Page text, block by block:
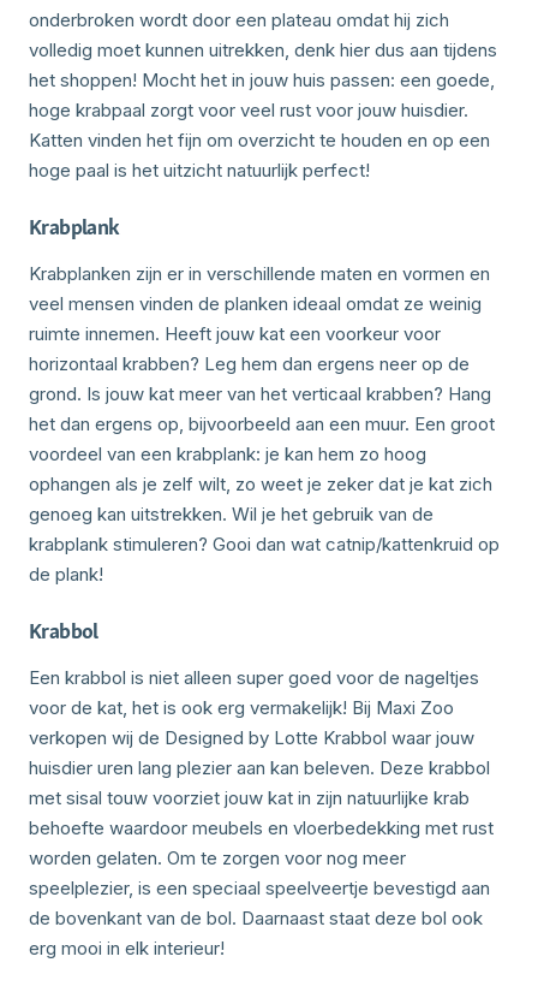
onderbroken wordt door een plateau omdat hij zich
volledig moet kunnen uitrekken, denk hier dus aan tijdens
het shoppen! Mocht het in jouw huis passen: een goede,
hoge krabpaal zorgt voor veel rust voor jouw huisdier.
Katten vinden het fijn om overzicht te houden en op een
hoge paal is het uitzicht natuurlijk perfect!
Krabplank
Krabplanken zijn er in verschillende maten en vormen en
veel mensen vinden de planken ideaal omdat ze weinig
ruimte innemen. Heeft jouw kat een voorkeur voor
horizontaal krabben? Leg hem dan ergens neer op de
grond. Is jouw kat meer van het verticaal krabben? Hang
het dan ergens op, bijvoorbeeld aan een muur. Een groot
voordeel van een krabplank: je kan hem zo hoog
ophangen als je zelf wilt, zo weet je zeker dat je kat zich
genoeg kan uitstrekken. Wil je het gebruik van de
krabplank stimuleren? Gooi dan wat catnip/kattenkruid op
de plank!
Krabbol
Een krabbol is niet alleen super goed voor de nageltjes
voor de kat, het is ook erg vermakelijk! Bij Maxi Zoo
verkopen wij de Designed by Lotte Krabbol waar jouw
huisdier uren lang plezier aan kan beleven. Deze krabbol
met sisal touw voorziet jouw kat in zijn natuurlijke krab
behoefte waardoor meubels en vloerbedekking met rust
worden gelaten. Om te zorgen voor nog meer
speelplezier, is een speciaal speelveertje bevestigd aan
de bovenkant van de bol. Daarnaast staat deze bol ook
erg mooi in elk interieur!